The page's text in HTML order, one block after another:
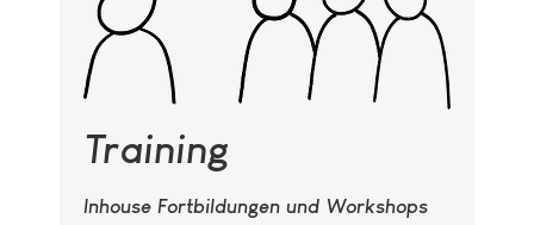
Training
Inhouse Fortbildungen und Workshops